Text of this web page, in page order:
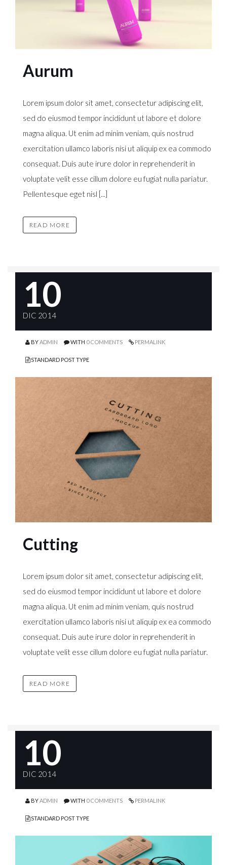
Aurum
Lorem ipsum dolor sit amet, consectetur adipiscing elit,
sed do eiusmod tempor incididunt ut labore et dolore
magna aliqua. Ut enim ad minim veniam, quis nostrud
exercitation ullamco laboris nisi ut aliquip ex ea commodo
consequat. Duis aute irure dolor in reprehenderit in
voluptate velit esse cillum dolore eu fugiat nulla pariatur.
Pellentesque eget nisl [...]
READ MORE
10
DIC 2014
BYADMIN WITH 0 COMMENTS PERMALINK
STANDARD POST TYPE
Cutting
Lorem ipsum dolor sit amet, consectetur adipiscing elit,
sed do eiusmod tempor incididunt ut labore et dolore
magna aliqua. Ut enim ad minim veniam, quis nostrud
exercitation ullamco laboris nisi ut aliquip ex ea commodo
consequat. Duis aute irure dolor in reprehenderit in
voluptate velit esse cillum dolore eu fugiat nulla pariatur.
READ MORE
10
DIC 2014
BYADMIN WITH 0 COMMENTS PERMALINK
STANDARD POST TYPE